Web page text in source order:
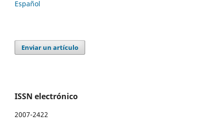
Español
Enviar un artículo
ISSN electrónico
2007-2422